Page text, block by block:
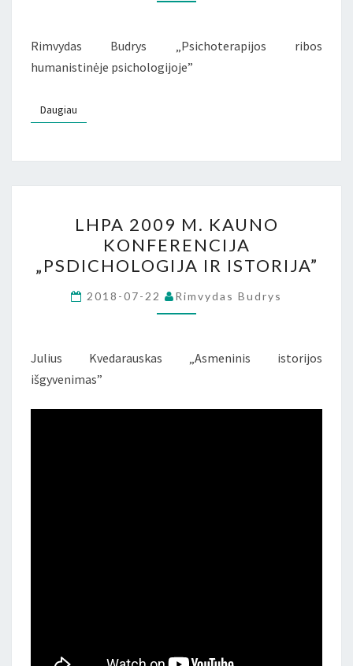
PSICHOLOGIJA
PSICHOTERAPIJA”
Rimvydas Budrys „Psichoterapijos ribos
humanistinėje psichologijoje”
Daugiau
2009
M.
KAUNO
KONFERENCIJA
„PSDICHOLOGIJA
ISTORIJA”
LHPA 2009 M. KAUNO
KONFERENCIJA
„PSDICHOLOGIJA IR ISTORIJA”
2018-07-22 Rimvydas Budrys
Julius Kvedarauskas „Asmeninis istorijos
išgyvenimas”